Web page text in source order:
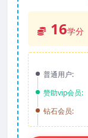
16学分
普通用户:
赞助vip会员:
钻石会员: